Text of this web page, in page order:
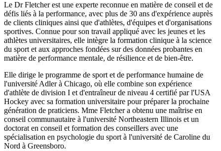
Le Dr Fletcher est une experte reconnue en matière de conseil et de
défis liés à la performance, avec plus de 30 ans d'expérience auprès
de clients cliniques ainsi que d'athlètes, d'équipes et d'organisations
sportives. Connue pour son travail appliqué avec les jeunes et les
athlètes universitaires, elle intègre la formation clinique à la science
du sport et aux approches fondées sur des données probantes en
matière de performance mentale, de résilience et de bien-être.
Elle dirige le programme de sport et de performance humaine de
l'université Adler à Chicago, où elle combine son expérience
d'athlète de division I et d'entraîneur de niveau 4 certifié par l'USA
Hockey avec sa formation universitaire pour préparer la prochaine
génération de praticiens. Mme Fletcher a obtenu une maîtrise en
conseil communautaire à l'université Northeastern Illinois et un
doctorat en conseil et formation des conseillers avec une
spécialisation en psychologie du sport à l'université de Caroline du
Nord à Greensboro.